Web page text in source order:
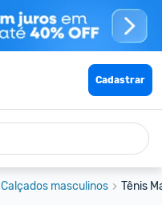
Cadastrar
Calçados masculinos Tênis